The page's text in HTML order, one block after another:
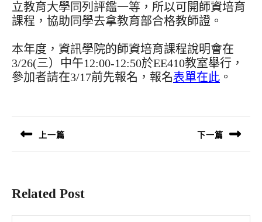
立教育大學同列評鑑一等，所以可開師資培育
課程，協助同學去拿教育部合格教師證。
本年度，資訊學院的師資培育課程說明會在
3/26(三）中午12:00-12:50於EE410教室舉行，
參加者請在3/17前先報名，報名表單在此 。
導
上一篇 下一篇
Related Post